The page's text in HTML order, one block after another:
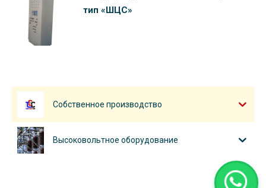
тип «ШЦС»
Собственное производство
Высоковольтное оборудование